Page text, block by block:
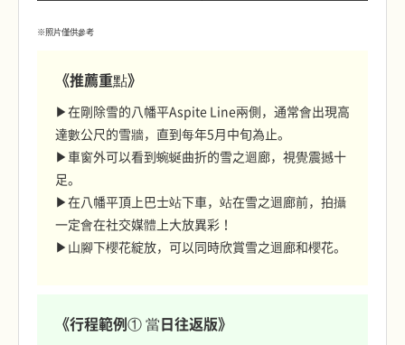
※照片僅供參考
《推薦重點》
▶在剛除雪的八幡平Aspite Line兩側，通常會出現高
達數公尺的雪牆，直到每年5月中旬為止。
▶車窗外可以看到蜿蜒曲折的雪之迴廊，視覺震撼十
足。
▶在八幡平頂上巴士站下車，站在雪之迴廊前，拍攝
一定會在社交媒體上大放異彩！
▶山腳下櫻花綻放，可以同時欣賞雪之迴廊和櫻花。
《行程範例① 當日往返版》